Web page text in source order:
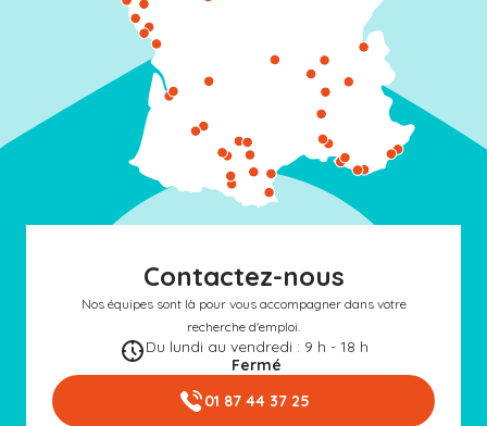
Contactez-nous
Nos équipes sont là pour vous accompagner dans votre
recherche d'emploi.
Du lundi au vendredi : 9 h - 18 h
Fermé
01 87 44 37 25